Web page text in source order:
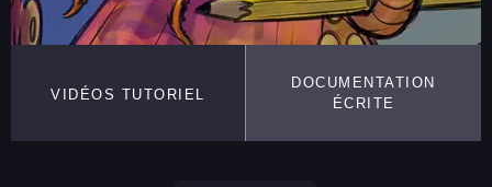
VIDÉOS TUTORIEL
DOCUMENTATION
ÉCRITE